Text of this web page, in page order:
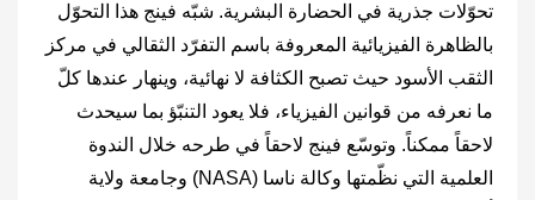
تحوّلات جذرية في الحضارة البشرية. شبّه فينج هذا التحوّل
بالظاهرة الفيزيائية المعروفة باسم التفرّد الثقالي في مركز
الثقب الأسود حيث تصبح الكثافة لا نهائية، وينهار عندها كلّ
ما نعرفه من قوانين الفيزياء، فلا يعود التنبّؤ بما سيحدث
لاحقاً ممكناً. وتوسّع فينج لاحقاً في طرحه خلال الندوة
العلمية التي نظّمتها وكالة ناسا (‎NASA‎) وجامعة ولاية